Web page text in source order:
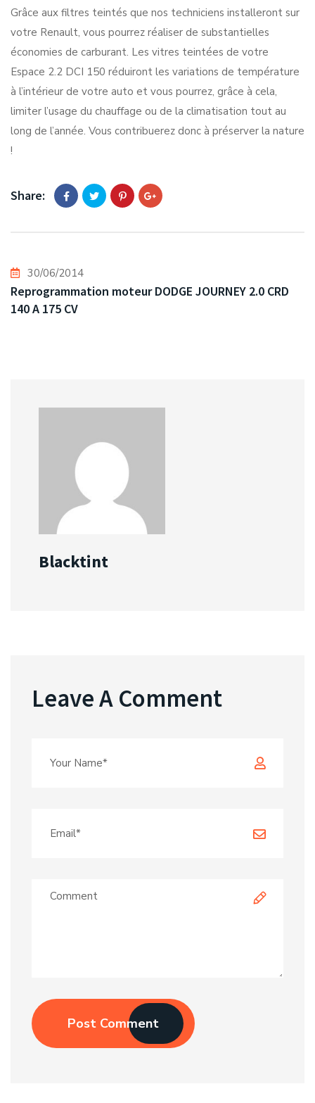
Grâce aux filtres teintés que nos techniciens installeront sur
votre Renault, vous pourrez réaliser de substantielles
économies de carburant. Les vitres teintées de votre
Espace 2.2 DCI 150 réduiront les variations de température
à l’intérieur de votre auto et vous pourrez, grâce à cela,
limiter l’usage du chauffage ou de la climatisation tout au
long de l’année. Vous contribuerez donc à préserver la nature
!
Share:
30/06/2014
Reprogrammation moteur DODGE JOURNEY 2.0 CRD
140 A 175 CV
Blacktint
Leave A Comment
Post Comment